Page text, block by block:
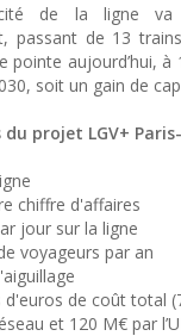
de la ligne va
passant de 13
pointe aujourd’hui, à
soit un gain de
du projet LGV+
chiffre d'affaires
jour sur la ligne
voyageurs par an
d'euros de coût total
et 120 M€ par